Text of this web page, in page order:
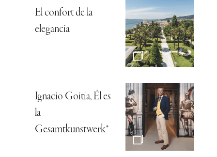
El confort de la
elegancia
Ignacio Goitia, Él es
la
Gesamtkunstwerk*